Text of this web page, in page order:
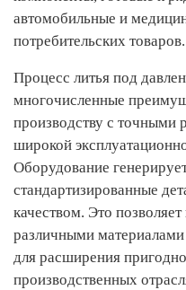
автомобильные и
потребительских товаров.
Процесс литья под
многочисленные
производству с точными
широкой
Оборудование
стандартизированные
качеством. Это
различными материалами
для расширения
производственных